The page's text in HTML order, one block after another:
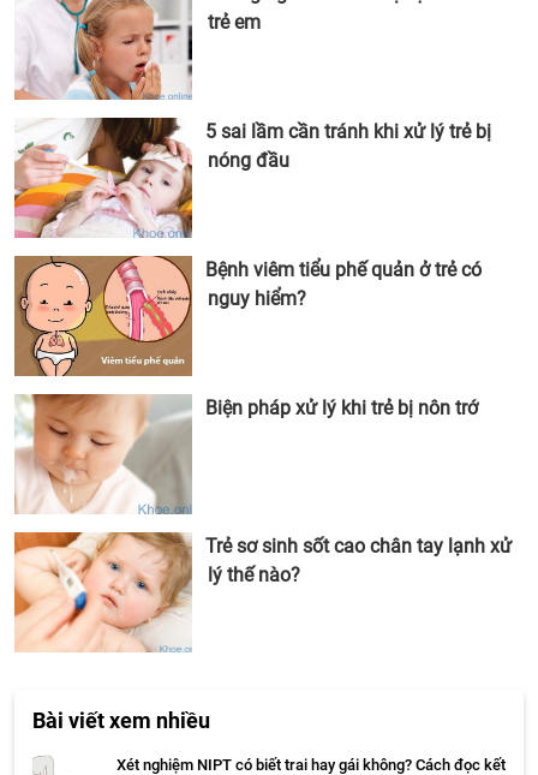
trẻ em
5 sai lầm cần tránh khi xử lý trẻ bị
nóng đầu
Bệnh viêm tiểu phế quản ở trẻ có
nguy hiểm?
Biện pháp xử lý khi trẻ bị nôn trớ
Trẻ sơ sinh sốt cao chân tay lạnh xử
lý thế nào?
Bài viết xem nhiều
Xét nghiệm NIPT có biết trai hay gái không? Cách đọc kết